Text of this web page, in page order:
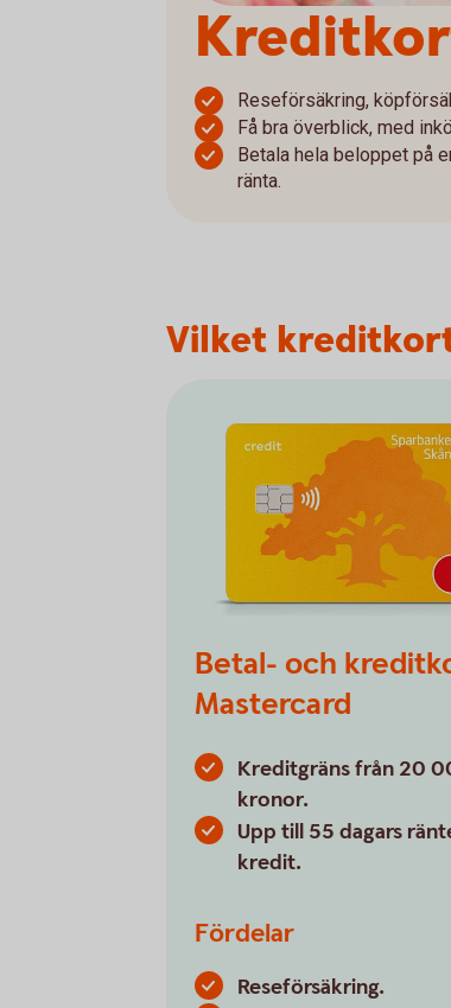
Reseförsäkring,
Få bra överblick, med
Betala hela beloppet på
ränta.
Vilket
Betal- och
Mastercard
Kreditgräns från 20
kronor.
Upp till 55 dagars
kredit.
Fördelar
Reseförsäkring.